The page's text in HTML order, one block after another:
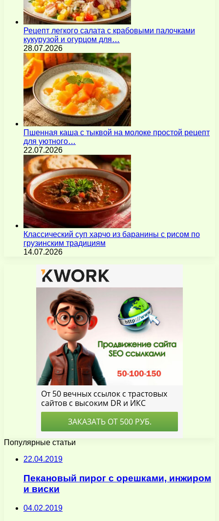
Рецепт легкого салата с крабовыми палочками
кукурузой и огурцом для…
28.07.2026
Пшенная каша с тыквой на молоке простой рецепт
для уютного…
22.07.2026
Классический суп харчо из баранины с рисом по
грузинским традициям
14.07.2026
Популярные статьи
22.04.2019
Пекановый пирог с орешками, инжиром
и виски
04.02.2019